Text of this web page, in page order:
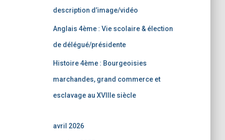
description d’image/vidéo
Anglais 4ème : Vie scolaire & élection
de délégué/présidente
Histoire 4ème : Bourgeoisies
marchandes, grand commerce et
esclavage au XVIIIe siècle
avril 2026